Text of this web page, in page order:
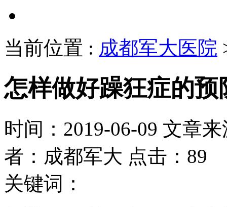
当前位置 : 成都军大医院
怎样做好躁狂症的预
时间：2019-06-09 文章
者：成都军大 点击：89
关键词：